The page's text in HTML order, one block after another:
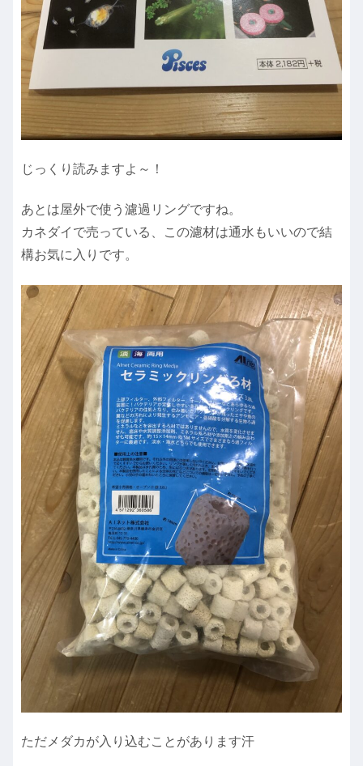
じっくり読みますよ～！
あとは屋外で使う濾過リングですね。
カネダイで売っている、この濾材は通水もいいので結
構お気に入りです。
ただメダカが入り込むことがあります汗